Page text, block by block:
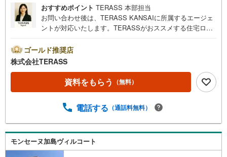
おすすめポイント TERASS 本部担当
お問い合わせ後は、TERASS KANSAIに所属するエージェ
ントが対応いたします。TERASSがおススメする住宅ロー
合）・がん100％保障団信が【金利上乗せなし】で加入可
能！・頭金0円でも可能！・諸費用も、物件価格の10％まで
で徒歩3分。周辺は生活施設が徒歩10分圏内に点在♪■LDと
隣接する約4.5帖の洋室の一体利用が可能な間取り■配膳し
ォーム内容】〇新規交換:キッチン、トイレ、建具、防水パ
ゴールド推奨店
株式会社TERASS
資料をもらう （無料）
電話する （通話料無料）
モンセーヌ加島ヴィルコート